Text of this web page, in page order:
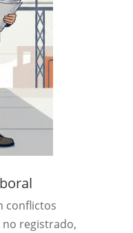
conflictos
registrado,